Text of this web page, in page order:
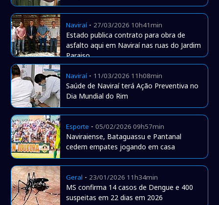
Naviraí- 27/03/2026 10h41min
Estado publica contrato para obra de
asfalto aqui em Naviraí nas ruas do Jardim
Paraiso
Naviraí- 11/03/2026 11h08min
Saúde de Naviraí terá Ação Preventiva no
Dia Mundial do Rim
Esporte -05/02/2026 09h57min
Naviraiense, Bataguassu e Pantanal
cedem empates jogando em casa
Geral - 23/01/2026 11h34min
MS confirma 14 casos de Dengue e 400
suspeitas em 22 dias em 2026